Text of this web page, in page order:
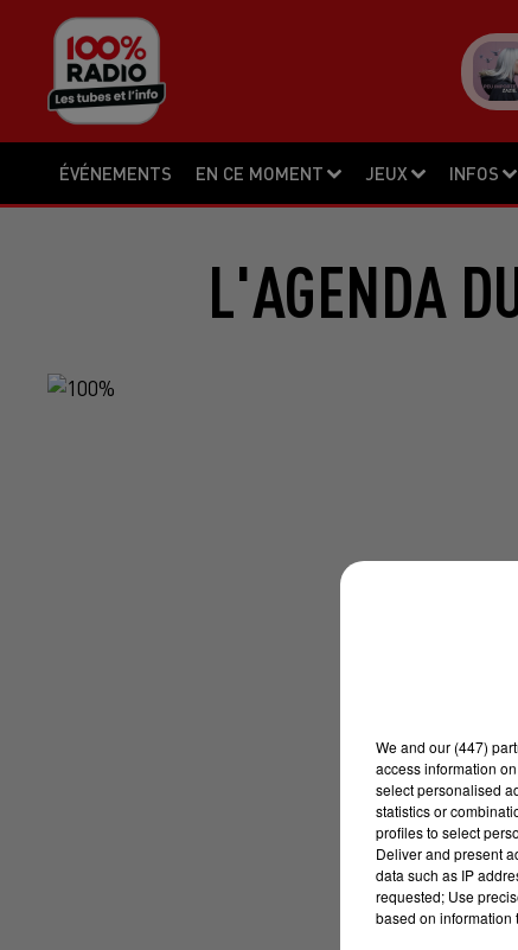
ÉVÉNEMENTS EN CE MOMENT JEUX INFOS
L'AGENDA
We and our (447)
access information
select personalised
statistics or
profiles to select
Deliver and present
data such as IP
requested; Use
based on information